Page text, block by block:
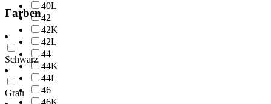
40L
42
42K
42L
44
44K
44L
46
Farben
Schwarz
Grau